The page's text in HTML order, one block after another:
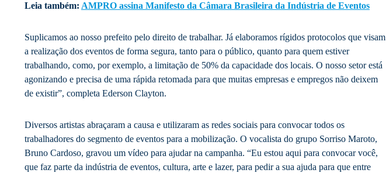
Leia também: AMPRO assina Manifesto da Câmara Brasileira da Indústria de Eventos
Suplicamos ao nosso prefeito pelo direito de trabalhar. Já elaboramos rígidos protocolos que visam
a realização dos eventos de forma segura, tanto para o público, quanto para quem estiver
trabalhando, como, por exemplo, a limitação de 50% da capacidade dos locais. O nosso setor está
agonizando e precisa de uma rápida retomada para que muitas empresas e empregos não deixem
de existir”, completa Ederson Clayton.
Diversos artistas abraçaram a causa e utilizaram as redes sociais para convocar todos os
trabalhadores do segmento de eventos para a mobilização. O vocalista do grupo Sorriso Maroto,
Bruno Cardoso, gravou um vídeo para ajudar na campanha. “Eu estou aqui para convocar você,
que faz parte da indústria de eventos, cultura, arte e lazer, para pedir a sua ajuda para que entre